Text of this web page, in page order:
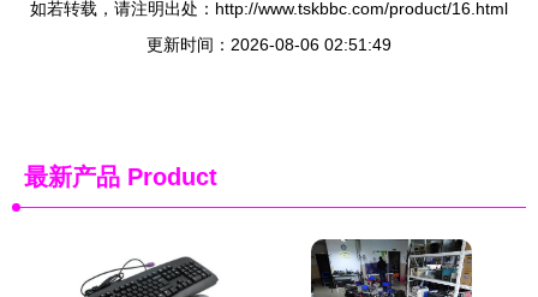
如若转载，请注明出处：http://www.tskbbc.com/product/16.html
更新时间：2026-08-06 02:51:49
最新产品 Product